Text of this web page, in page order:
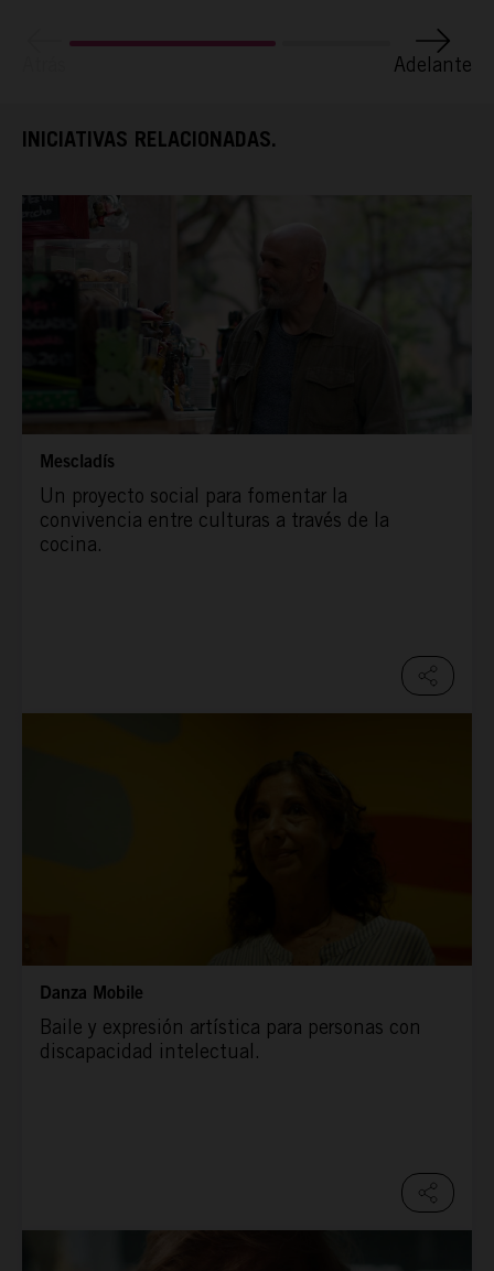
Adelante
INICIATIVAS RELACIONADAS.
Mescladís
Un proyecto social para fomentar la
convivencia entre culturas a través de la
cocina.
Danza Mobile
Baile y expresión artística para personas con
discapacidad intelectual.